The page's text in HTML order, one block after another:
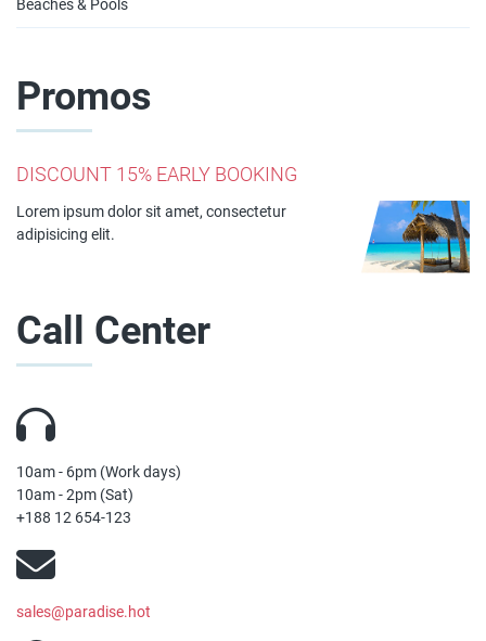
Beaches & Pools
Promos
DISCOUNT 15% EARLY BOOKING
Lorem ipsum dolor sit amet, consectetur
adipisicing elit.
Call Center
10am - 6pm (Work days)
10am - 2pm (Sat)
+188 12 654-123
sales@paradise.hot